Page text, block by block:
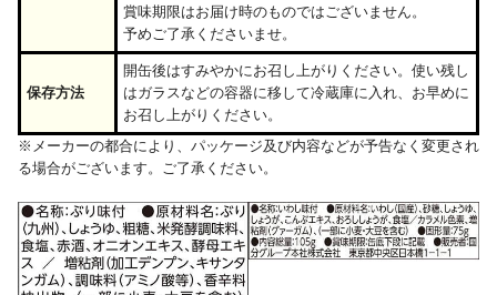
賞味期限はお届け時のものではございません。
予めご了承くださいませ。
保存方法
開缶後はすみやかにお召し上がりください。使い残し
はガラスなどの容器に移して冷蔵庫に入れ、お早めに
お召し上がりください。
※メーカーの都合により、パッケージ及び内容などが予告なく変更され
る場合がございます。ご了承ください。